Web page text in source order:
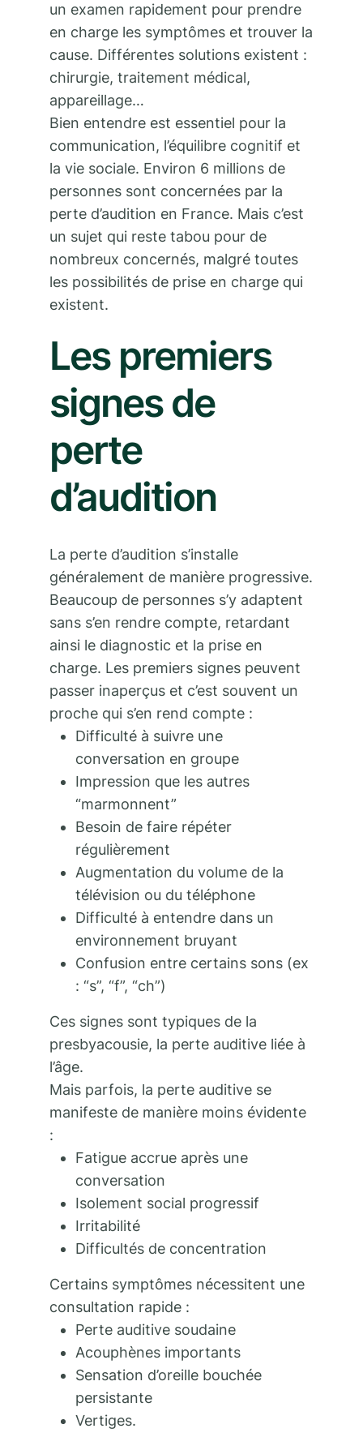
un examen rapidement pour prendre
en charge les symptômes et trouver la
cause. Différentes solutions existent :
chirurgie, traitement médical,
appareillage…
Bien entendre est essentiel pour la
communication, l’équilibre cognitif et
la vie sociale. Environ 6 millions de
personnes sont concernées par la
perte d’audition en France. Mais c’est
un sujet qui reste tabou pour de
nombreux concernés, malgré toutes
les possibilités de prise en charge qui
existent.
Les premiers
signes de
perte
d’audition
La perte d’audition s’installe
généralement de manière progressive.
Beaucoup de personnes s’y adaptent
sans s’en rendre compte, retardant
ainsi le diagnostic et la prise en
charge. Les premiers signes peuvent
passer inaperçus et c’est souvent un
proche qui s’en rend compte :
Difficulté à suivre une
conversation en groupe
Impression que les autres
“marmonnent”
Besoin de faire répéter
régulièrement
Augmentation du volume de la
télévision ou du téléphone
Difficulté à entendre dans un
environnement bruyant
Confusion entre certains sons (ex
: “s”, “f”, “ch”)
Ces signes sont typiques de la
presbyacousie, la perte auditive liée à
l’âge.
Mais parfois, la perte auditive se
manifeste de manière moins évidente
:
Fatigue accrue après une
conversation
Isolement social progressif
Irritabilité
Difficultés de concentration
Certains symptômes nécessitent une
consultation rapide :
Perte auditive soudaine
Acouphènes importants
Sensation d’oreille bouchée
persistante
Vertiges.